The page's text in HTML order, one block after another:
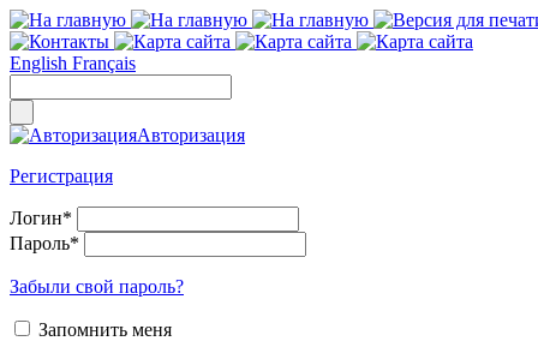
English Français
Авторизация
Регистрация
Логин*
Пароль*
Забыли свой пароль?
Запомнить меня